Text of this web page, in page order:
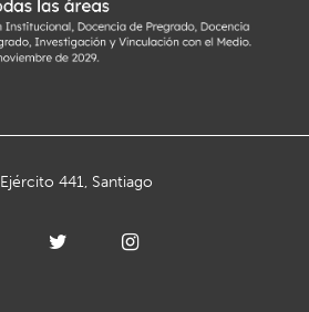
Ejército 441, Santiago